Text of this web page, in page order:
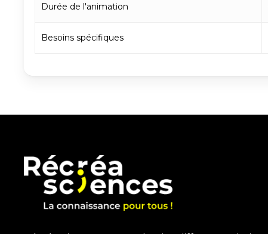
Durée de l'animation
Besoins spécifiques